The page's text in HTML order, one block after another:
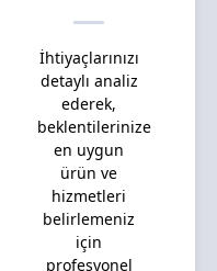
İhtiyaçlarınızı
detaylı analiz
ederek,
beklentilerinize
en uygun
ürün ve
hizmetleri
belirlemeniz
için
profesyonel